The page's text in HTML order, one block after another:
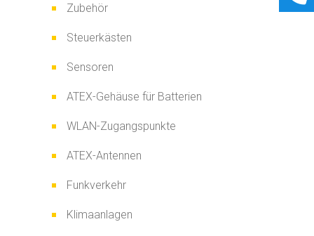
Zubehör
Steuerkästen
Sensoren
ATEX-Gehäuse für Batterien
WLAN-Zugangspunkte
ATEX-Antennen
Funkverkehr
Klimaanlagen